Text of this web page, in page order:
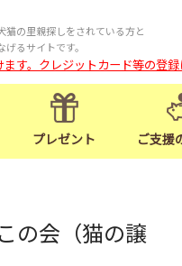
猫の里親探しをされている方と
るサイトです。
す。クレジットカード等の登
プレゼント ご支援
の会（猫の譲